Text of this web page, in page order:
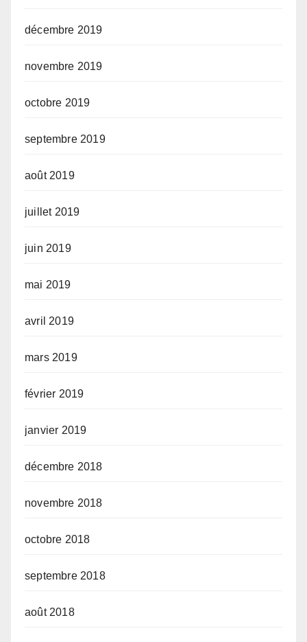
décembre 2019
novembre 2019
octobre 2019
septembre 2019
août 2019
juillet 2019
juin 2019
mai 2019
avril 2019
mars 2019
février 2019
janvier 2019
décembre 2018
novembre 2018
octobre 2018
septembre 2018
août 2018